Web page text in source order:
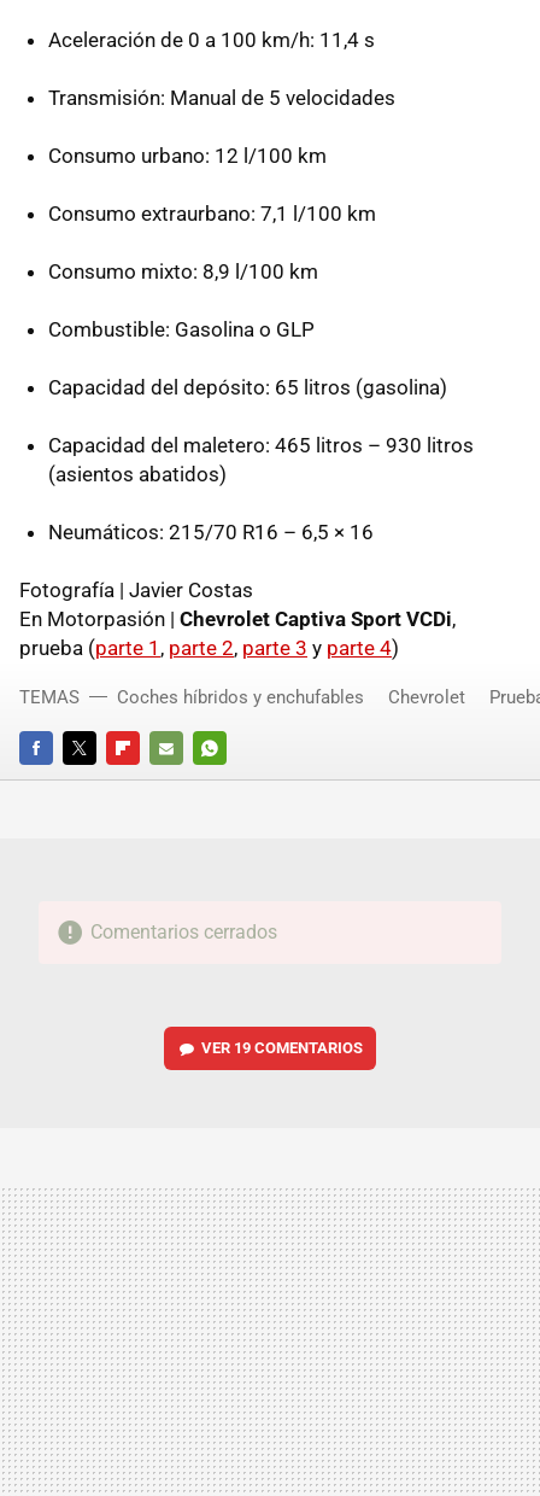
Aceleración de 0 a 100 km/h: 11,4 s
Transmisión: Manual de 5 velocidades
Consumo urbano: 12 l/100 km
Consumo extraurbano: 7,1 l/100 km
Consumo mixto: 8,9 l/100 km
Combustible: Gasolina o GLP
Capacidad del depósito: 65 litros (gasolina)
Capacidad del maletero: 465 litros – 930 litros
(asientos abatidos)
Neumáticos: 215/70 R16 – 6,5 × 16
Fotografía | Javier Costas
En Motorpasión | Chevrolet Captiva Sport VCDi,
prueba (parte 1 , parte 2, parte 3 y parte 4)
FACEBOOKTWITTERFLIPBOARD
E-
WHATSAPP
TEMAS Coches híbridos y enchufables Chevrolet
Comentarios cerrados
VER 19 COMENTARIOS